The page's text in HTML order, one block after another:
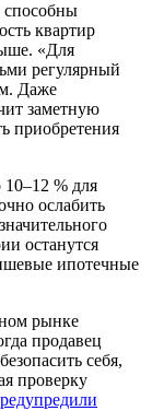
способны
квартир
«Для
регулярный
Даже
заметную
приобретения
% для
ослабить
останутся
ипотечные
рынке
продавец
себя,
проверку